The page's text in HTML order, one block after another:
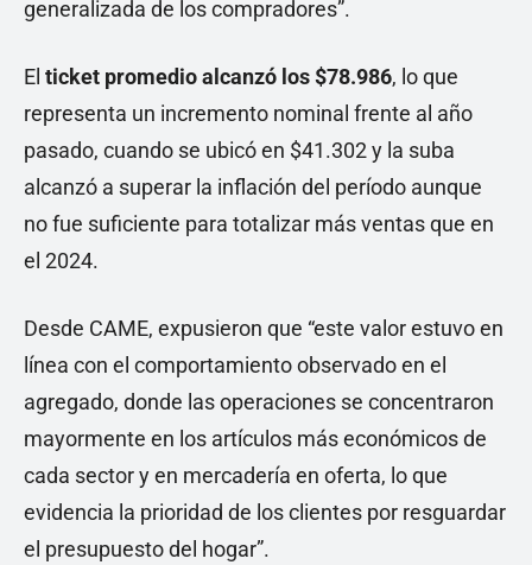
generalizada de los compradores”.
El ticket promedio alcanzó los $78.986, lo que
representa un incremento nominal frente al año
pasado, cuando se ubicó en $41.302 y la suba
alcanzó a superar la inflación del período aunque
no fue suficiente para totalizar más ventas que en
el 2024.
Desde CAME, expusieron que “este valor estuvo en
línea con el comportamiento observado en el
agregado, donde las operaciones se concentraron
mayormente en los artículos más económicos de
cada sector y en mercadería en oferta, lo que
evidencia la prioridad de los clientes por resguardar
el presupuesto del hogar”.